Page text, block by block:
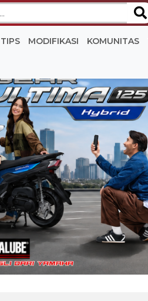
TIPS MODIFIKASI KOMUNITAS